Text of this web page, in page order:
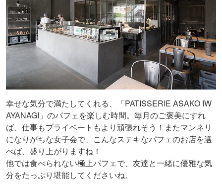
幸せな気分で満たしてくれる、「PATISSERIE ASAKO IW
AYANAGI」のパフェを楽しむ時間。毎月のご褒美にすれ
ば、仕事もプライベートもより頑張れそう！またマンネリ
になりがちな女子会で、こんなステキなパフェのお店を選
べば、盛り上がりますね！
他では食べられない極上パフェで、友達と一緒に優雅な気
分をたっぷり堪能してくださいね。